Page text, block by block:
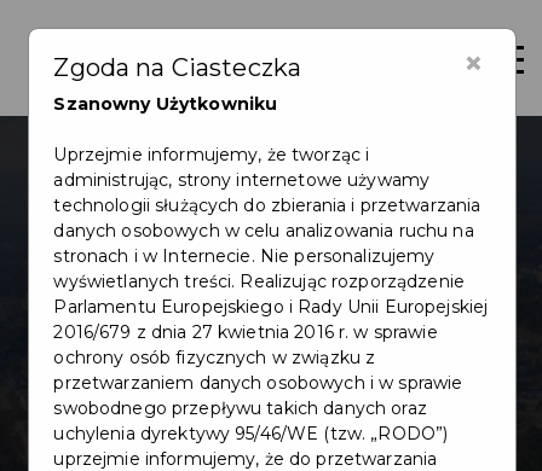
×
Zgoda na Ciasteczka
Szanowny Użytkowniku
Uprzejmie informujemy, że tworząc i
administrując, strony internetowe używamy
technologii służących do zbierania i przetwarzania
danych osobowych w celu analizowania ruchu na
stronach i w Internecie. Nie personalizujemy
wyświetlanych treści. Realizując rozporządzenie
Parlamentu Europejskiego i Rady Unii Europejskiej
2016/679 z dnia 27 kwietnia 2016 r. w sprawie
ochrony osób fizycznych w związku z
przetwarzaniem danych osobowych i w sprawie
swobodnego przepływu takich danych oraz
uchylenia dyrektywy 95/46/WE (tzw. „RODO”)
uprzejmie informujemy, że do przetwarzania